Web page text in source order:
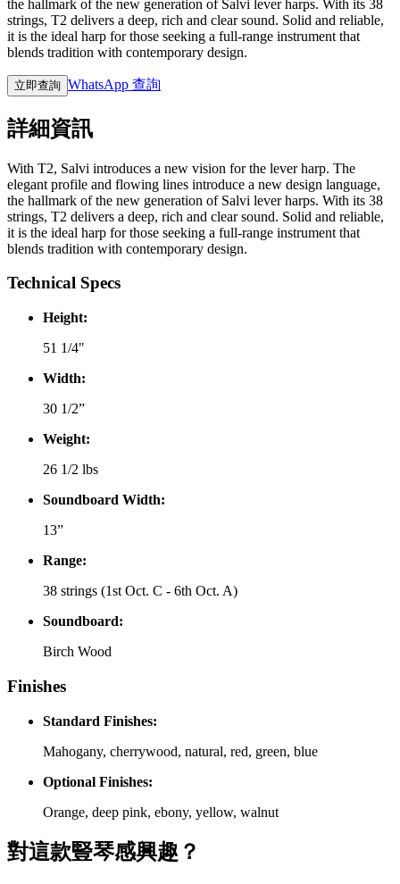
the hallmark of the new generation of Salvi lever harps. With its 38
strings, T2 delivers a deep, rich and clear sound. Solid and reliable,
it is the ideal harp for those seeking a full-range instrument that
blends tradition with contemporary design.
立即查詢 WhatsApp 查詢
詳細資訊
With T2, Salvi introduces a new vision for the lever harp. The
elegant profile and flowing lines introduce a new design language,
the hallmark of the new generation of Salvi lever harps. With its 38
strings, T2 delivers a deep, rich and clear sound. Solid and reliable,
it is the ideal harp for those seeking a full-range instrument that
blends tradition with contemporary design.
Technical Specs
Height:
51 1/4"
Width:
30 1/2”
Weight:
26 1/2 lbs
Soundboard Width:
13”
Range:
38 strings (1st Oct. C - 6th Oct. A)
Soundboard:
Birch Wood
Finishes
Standard Finishes:
Mahogany, cherrywood, natural, red, green, blue
Optional Finishes:
Orange, deep pink, ebony, yellow, walnut
對這款豎琴感興趣？